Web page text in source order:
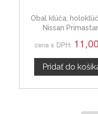
Obal kľúča,
Nissan Primastar,
cena s DPH:
Pridať do